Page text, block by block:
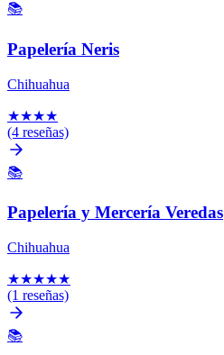
📚
Papelería Neris
Chihuahua
★★★★
(4 reseñas)
📚
Papelería y Mercería Veredas
Chihuahua
★★★★★
(1 reseñas)
📚